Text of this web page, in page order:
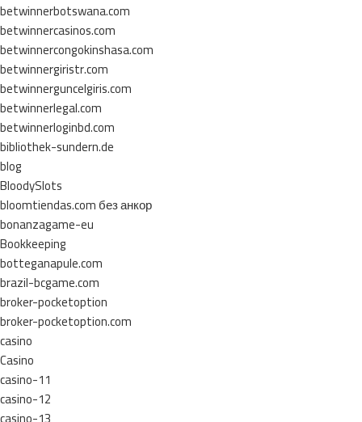
betwinnerbotswana.com
betwinnercasinos.com
betwinnercongokinshasa.com
betwinnergiristr.com
betwinnerguncelgiris.com
betwinnerlegal.com
betwinnerloginbd.com
bibliothek-sundern.de
blog
BloodySlots
bloomtiendas.com без анкор
bonanzagame-eu
Bookkeeping
botteganapule.com
brazil-bcgame.com
broker-pocketoption
broker-pocketoption.com
casino
Casino
casino-11
casino-12